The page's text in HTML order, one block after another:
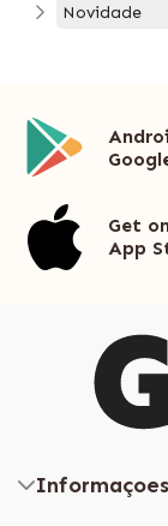
Novidade
Get
App
Informaçoes